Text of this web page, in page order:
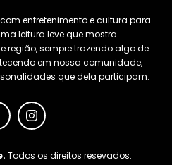
entretenimento e cultura para
leitura leve que mostra
região, sempre trazendo algo de
em nossa comunidade,
que dela participam.
Todos os direitos resevados.